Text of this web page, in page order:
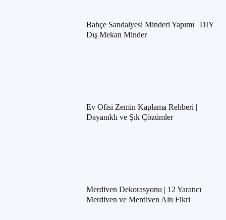
Bahçe Sandalyesi Minderi Yapımı | DIY
Dış Mekan Minder
Ev Ofisi Zemin Kaplama Rehberi |
Dayanıklı ve Şık Çözümler
Merdiven Dekorasyonu | 12 Yaratıcı
Merdiven ve Merdiven Altı Fikri